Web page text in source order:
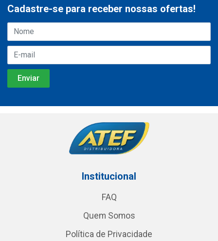
Cadastre-se para receber nossas ofertas!
Institucional
FAQ
Quem Somos
Política de Privacidade